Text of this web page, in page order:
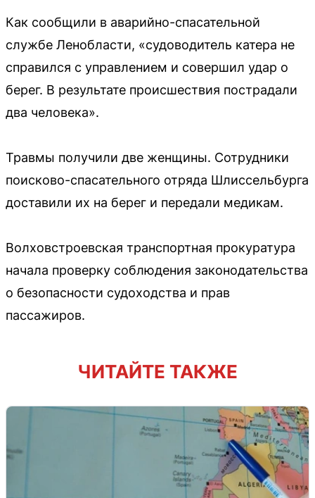
Как сообщили в аварийно-спасательной
службе Ленобласти, «судоводитель катера не
справился с управлением и совершил удар о
берег. В результате происшествия пострадали
два человека».
Травмы получили две женщины. Сотрудники
поисково-спасательного отряда Шлиссельбурга
доставили их на берег и передали медикам.
Волховстроевская транспортная прокуратура
начала проверку соблюдения законодательства
о безопасности судоходства и прав
пассажиров.
ЧИТАЙТЕ ТАКЖЕ